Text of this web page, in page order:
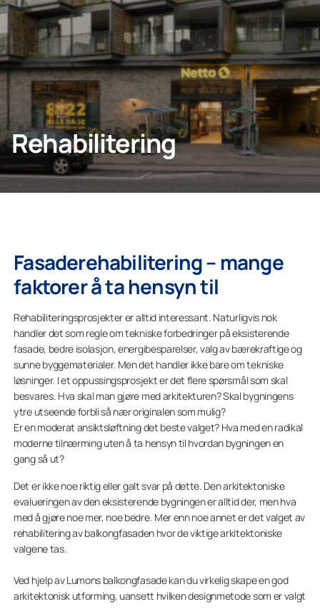
Hjem
Lumon Konsern
KONTAKT OSS
Rehabilitering
Fasaderehabilitering – mange
faktorer å ta hensyn til
Rehabiliteringsprosjekter er alltid interessant. Naturligvis nok
handler det som regle om tekniske forbedringer på eksisterende
fasade, bedre isolasjon, energibesparelser, valg av bærekraftige og
sunne byggematerialer. Men det handler ikke bare om tekniske
løsninger. I et oppussingsprosjekt er det flere spørsmål som skal
besvares. Hva skal man gjøre med arkitekturen? Skal bygningens
ytre utseende forbli så nær originalen som mulig?
Er en moderat ansiktsløftning det beste valget? Hva med en radikal
moderne tilnærming uten å ta hensyn til hvordan bygningen en
gang så ut?
Det er ikke noe riktig eller galt svar på dette. Den arkitektoniske
evalueringen av den eksisterende bygningen er alltid der, men hva
med å gjøre noe mer, noe bedre. Mer enn noe annet er det valget av
rehabilitering av balkongfasaden hvor de viktige arkitektoniske
valgene tas.
Ved hjelp av Lumons balkongfasade kan du virkelig skape en god
arkitektonisk utforming, uansett hvilken designmetode som er valgt